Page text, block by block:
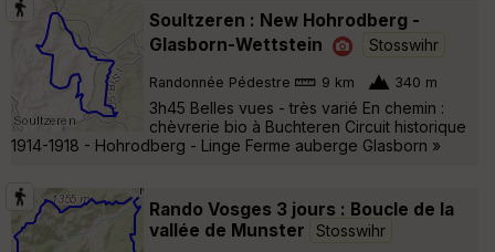
Soultzeren : New Hohrodberg -
Glasborn-Wettstein
Stosswihr
Randonnée Pédestre 9 km 340 m
3h45 Belles vues - très varié En chemin :
chèvrerie bio à Buchteren Circuit historique
1914-1918 - Hohrodberg - Linge Ferme auberge Glasborn »
Rando Vosges 3 jours : Boucle de la
vallée de Munster
Stosswihr